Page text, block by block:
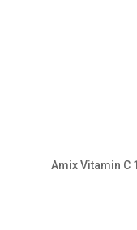
Amix Vitamin C